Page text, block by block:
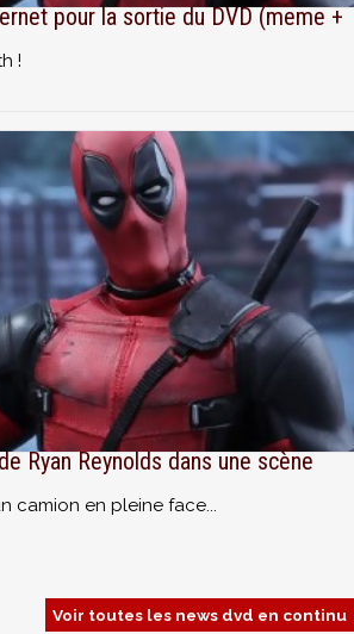
pour la sortie du DVD (meme +
!
Ryan Reynolds dans une scène
camion en pleine face...
Voir toutes les news dvd en continu